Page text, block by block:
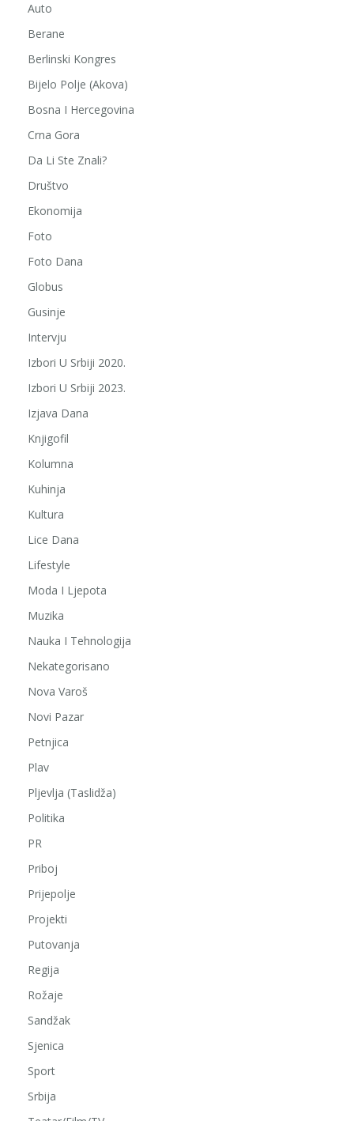
Auto
Berane
Berlinski Kongres
Bijelo Polje (Akova)
Bosna I Hercegovina
Crna Gora
Da Li Ste Znali?
Društvo
Ekonomija
Foto
Foto Dana
Globus
Gusinje
Intervju
Izbori U Srbiji 2020.
Izbori U Srbiji 2023.
Izjava Dana
Knjigofil
Kolumna
Kuhinja
Kultura
Lice Dana
Lifestyle
Moda I Ljepota
Muzika
Nauka I Tehnologija
Nekategorisano
Nova Varoš
Novi Pazar
Petnjica
Plav
Pljevlja (Taslidža)
Politika
PR
Priboj
Prijepolje
Projekti
Putovanja
Regija
Rožaje
Sandžak
Sjenica
Sport
Srbija